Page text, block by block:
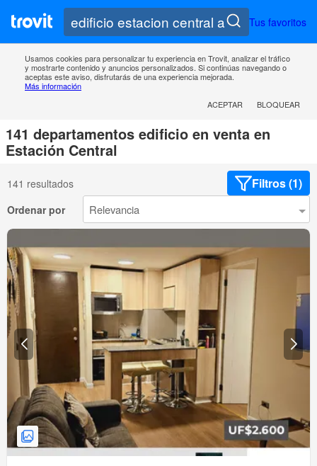
Tus favoritos
Usamos cookies para personalizar tu experiencia en Trovit, analizar el tráfico
y mostrarte contenido y anuncios personalizados. Si continúas navegando o
aceptas este aviso, disfrutarás de una experiencia mejorada.
Más información
ACEPTAR
BLOQUEAR
141 departamentos edificio en venta en
Estación Central
141 resultados Filtros (1)
Ordenar por